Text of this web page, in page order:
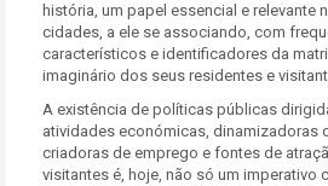
história, um papel essencial e relevante
cidades, a ele se associando, com
característicos e identificadores da
imaginário dos seus residentes e
A existência de políticas públicas
atividades económicas, dinamizadoras
criadoras de emprego e fontes de
visitantes é, hoje, não só um imperativo